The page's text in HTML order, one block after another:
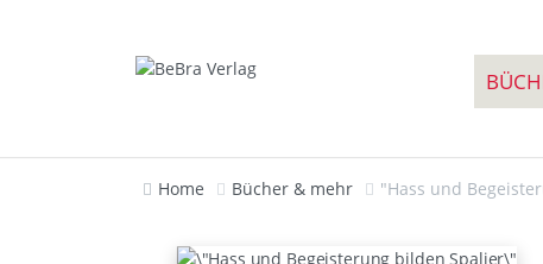
Home Bücher & mehr "Hass und